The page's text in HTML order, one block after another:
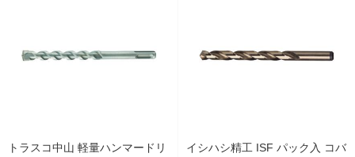
トラスコ中山 軽量ハンマードリ
イシハシ精工 ISF パック入 コバ